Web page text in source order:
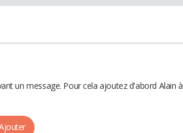
un message. Pour cela ajoutez d'abord Alain à